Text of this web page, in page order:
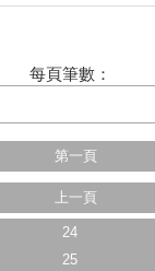
每頁筆數：